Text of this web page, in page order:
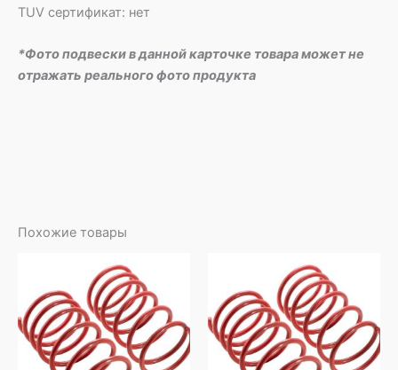
TUV сертификат: нет
*Фото подвески в данной карточке товара может не
отражать реального фото продукта
Похожие товары